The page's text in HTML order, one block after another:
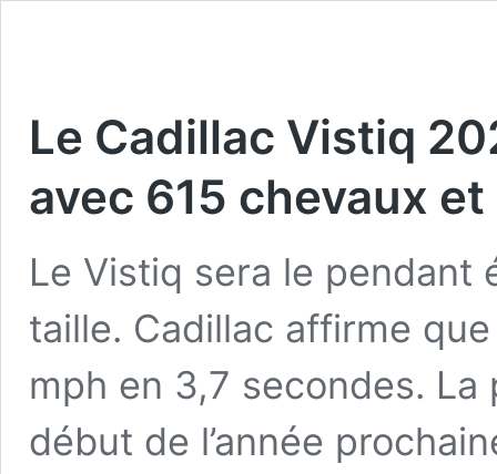
Le Cadillac Vistiq
avec 615 chevaux
Le Vistiq sera le pendant
taille. Cadillac affirme
mph en 3,7 secondes.
début de l’année